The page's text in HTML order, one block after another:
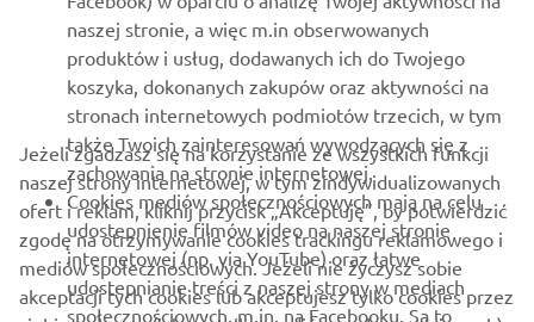
NEWSLETTER
Bądź na bieżąco z informacjami o najnowszych ofertach,
wydarzeniach specjalnych, nowościach i nie tylko
SUBSKRYBUJ
Przeczytaj naszą Politykę prywatności, aby dowiedzieć się, jak
naszej stronie, a więc m.in obserwowanych
produktów i usług, dodawanych ich do Twojego
koszyka, dokonanych zakupów oraz aktywności na
stronach internetowych podmiotów trzecich, w tym
także Twoich zainteresowań wywodzących się z
zachowania na stronie internetowej.
Cookies mediów społecznościowych mają na celu
udostepnienie filmów video na naszej stronie
internetowej (np. via YouTube) oraz łatwe
udostepnianie treści z naszej strony w mediach
społecznościowych, m.in. na Facebooku. Są to
Jeżeli zgadzasz się na korzystanie ze wszystkich funkcji
naszej strony internetowej, w tym zindywidualizowanych
ofert i reklam, kliknij przycisk „Akceptuję”, by potwierdzić
zgodę na otrzymywanie cookies trackingu reklamowego i
mediów społecznościowych. Jeżeli nie życzysz sobie
akceptacji tych cookies lub akceptujesz tylko cookies przez
siebie wybrane (jak np. tylko mediów społecznościowych),